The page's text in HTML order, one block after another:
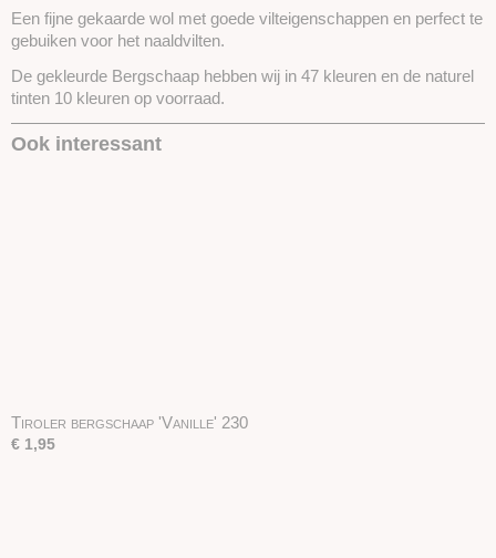
Een fijne gekaarde wol met goede vilteigenschappen en perfect te
gebuiken voor het naaldvilten.
De gekleurde Bergschaap hebben wij in 47 kleuren en de naturel
tinten 10 kleuren op voorraad.
Ook interessant
Tiroler bergschaap 'Vanille' 230
€ 1,95